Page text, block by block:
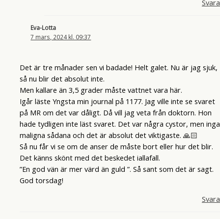
Svara
Eva-Lotta
7 mars, 2024 kl. 09:37
Det är tre månader sen vi badade! Helt galet. Nu är jag sjuk,
så nu blir det absolut inte.
Men kallare än 3,5 grader måste vattnet vara här.
Igår läste Yngsta min journal på 1177. Jag ville inte se svaret
på MR om det var dåligt. Då vill jag veta från doktorn. Hon
hade tydligen inte läst svaret. Det var några cystor, men inga
maligna sådana och det är absolut det viktigaste. 🙏🏻
Så nu får vi se om de anser de måste bort eller hur det blir.
Det känns skönt med det beskedet iallafall.
”En god vän är mer värd än guld ”. Så sant som det är sagt.
God torsdag!
Svara